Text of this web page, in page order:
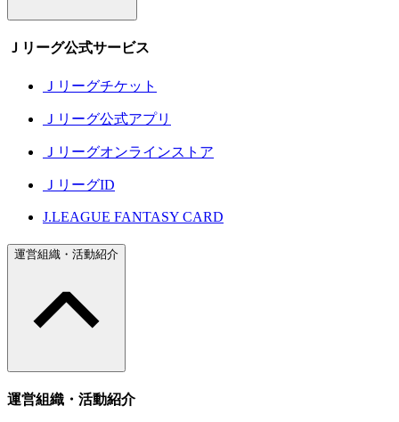
Ｊリーグ公式サービス
Ｊリーグチケット
Ｊリーグ公式アプリ
Ｊリーグオンラインストア
ＪリーグID
J.LEAGUE FANTASY CARD
運営組織・活動紹介
運営組織・活動紹介